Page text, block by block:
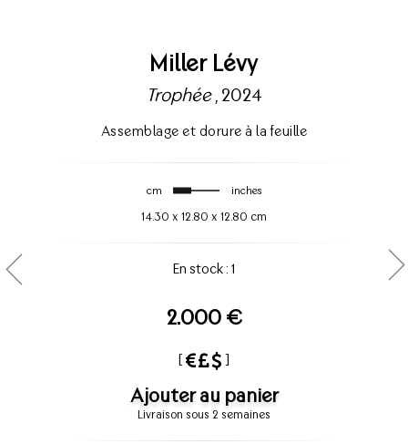
Miller Lévy
Trophée, 2024
Assemblage et dorure à la feuille
cm inches
14.30 x 12.80 x 12.80 cm
En stock : 1
2.000 €
[ ]
Ajouter au panier
Livraison sous 2 semaines